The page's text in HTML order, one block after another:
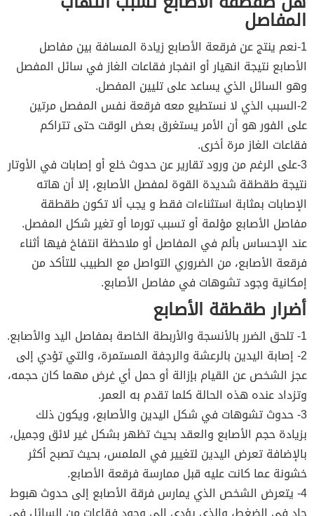
المفاصل
1-نعم ينتج عن فرقعة الأصابع زيادة المسافة بين مفاصل
الأصابع نتيجة انهيار أو انفجار فقاعات الغاز في سائل المفصل
وهو السائل الذي يساعد على تليين المفصل.
2-السبب الذي لا نستطيع معه فرقعة نفس المفصل مرتين
على الفور هو أن الأمر يستغرق بعض الوقت حتى تتراكم
فقاعات الغاز مرة أخرى.
3-على الرغم من ورود تقارير عن حدوث خلع أو إصابات في الأوتار
نتيجة طقطقة شديدة القوة لمفصل الأصابع، إلا أن هاته
الإصابات بمثابة استثناءات فقط و يجب ألا تكون طقطقة
مفاصل الأصابع مؤلمة أو تسبب تورما أو تغير شكل المفصل.
عند الإحساس بألم في المفاصل أو ملاحظة انتفاخ فيها أثناء
فرقعة الأصابع، من الضروري التواصل مع الطبيب للتأكد من
إمكانية وجود تشوهات في مفاصل الأصابع.
أضرار طقطقة الأصابع
1- تلحق الضرر بالأنسجة والأربطة الخاصة بمفاصل اليد والأصابع.
2- إصابة اليدين بالرعشة والرجفة المستمرة، والتي تؤدي إلى
عجز الشخص عن القيام بإزالة أو حمل أي غرض مهما كان حجمه،
وتزداد عنده هذه الحالة كلما تقدم به العمر.
3- حدوث تشوهات في شكل اليدين والأصابع، ويكون ذلك
بزيادة حجم الأصابع والعقد بحيث تظهر بشكل غير لائق وجميل،
بالإضافة تعرض اليدين لتغيير في الملمس، بحيث تصبح أكثر
خشونة عما كانت عليه قبل ممارسة فرقعة الأصابع.
4- يتعرض الشخص الذي يمارس فرقة الأصابع إلى حدوث هبوط